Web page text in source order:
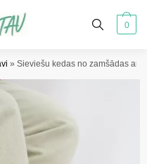
0
» Sieviešu kedas no zamšādas ar